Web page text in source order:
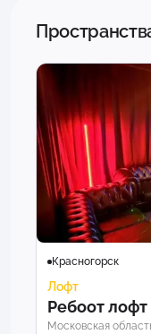
Красногорск
Лофт
Ребоот
Московская